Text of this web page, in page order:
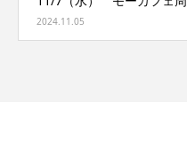
2024.11.05